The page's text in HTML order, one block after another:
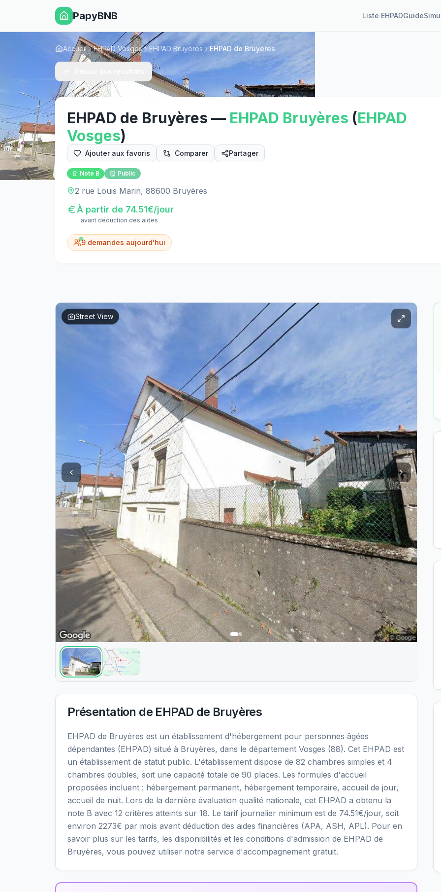
PapyBNB Liste EHPADGuide
Accueil EHPAD Vosges EHPAD Bruyères EHPAD de Bruyères
EHPAD de Bruyères — EHPAD Bruyères (EHPAD
Vosges)
Ajouter aux favoris Comparer Partager
Note B Public
2 rue Louis Marin, 88600 Bruyères
À partir de 74.51€/jour
avant déduction des aides
9 demandes aujourd'hui
Street View
Présentation de EHPAD de Bruyères
EHPAD de Bruyères est un établissement d'hébergement pour personnes âgées
dépendantes (EHPAD) situé à Bruyères, dans le département Vosges (88). Cet EHPAD est
un établissement de statut public. L'établissement dispose de 82 chambres simples et 4
chambres doubles, soit une capacité totale de 90 places. Les formules d'accueil
proposées incluent : hébergement permanent, hébergement temporaire, accueil de jour,
accueil de nuit. Lors de la dernière évaluation qualité nationale, cet EHPAD a obtenu la
note B avec 12 critères atteints sur 18. Le tarif journalier minimum est de 74.51€/jour, soit
environ 2273€ par mois avant déduction des aides financières (APA, ASH, APL). Pour en
savoir plus sur les tarifs, les disponibilités et les conditions d'admission de EHPAD de
Bruyères, vous pouvez utiliser notre service d'accompagnement gratuit.